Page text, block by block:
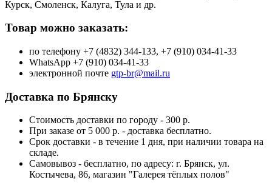
Курск, Смоленск, Калуга, Тула и др.
Товар можно заказать:
по телефону +7 (4832) 344-133, +7 (910) 034-41-33
WhatsApp +7 (910) 034-41-33
электронной почте gtp-br@mail.ru
Доставка по Брянску
Стоимость доставки по городу - 300 р.
При заказе от 5 000 р. - доставка бесплатно.
Срок доставки - в течение 1 дня, при наличии товара на
складе.
Самовывоз - бесплатно, по адресу: г. Брянск, ул.
Костычева, 86, магазин "Галерея тёплых полов"